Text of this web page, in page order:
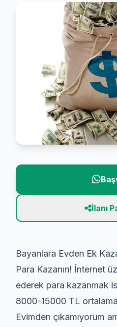
İlanı
Bayanlara Evden Ek
Para Kazanın! İnternet
ederek para kazanmak
8000-15000 TL
Evimden çıkamıyorum